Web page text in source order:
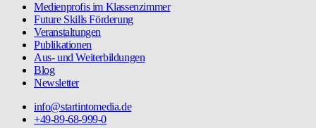
Medienprofis im Klassenzimmer
Future Skills Förderung
Veranstaltungen
Publikationen
Aus- und Weiterbildungen
Blog
Newsletter
info@startintomedia.de
+49-89-68-999-0